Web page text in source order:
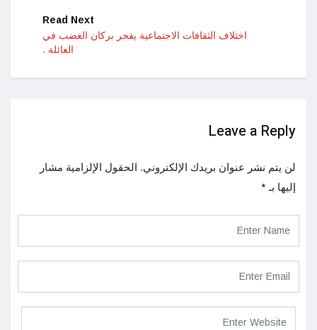
Read Next
اختلاف الثقافات الاجتماعية يفجر بركان الغضب في
العائلة .
Leave a Reply
لن يتم نشر عنوان بريدك الإلكتروني. الحقول الإلزامية مشار
إليها بـ *